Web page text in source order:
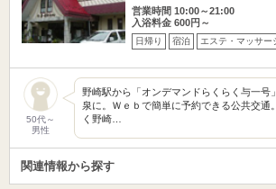
営業時間 10:00～21:00
入浴料金 600円～
日帰り 宿泊 エステ・マッサー
50代～
男性
野崎駅から「オンデマンドらくらく与一号
泉に。Ｗｅｂで簡単に予約できる公共交通
く野崎…
関連情報から探す